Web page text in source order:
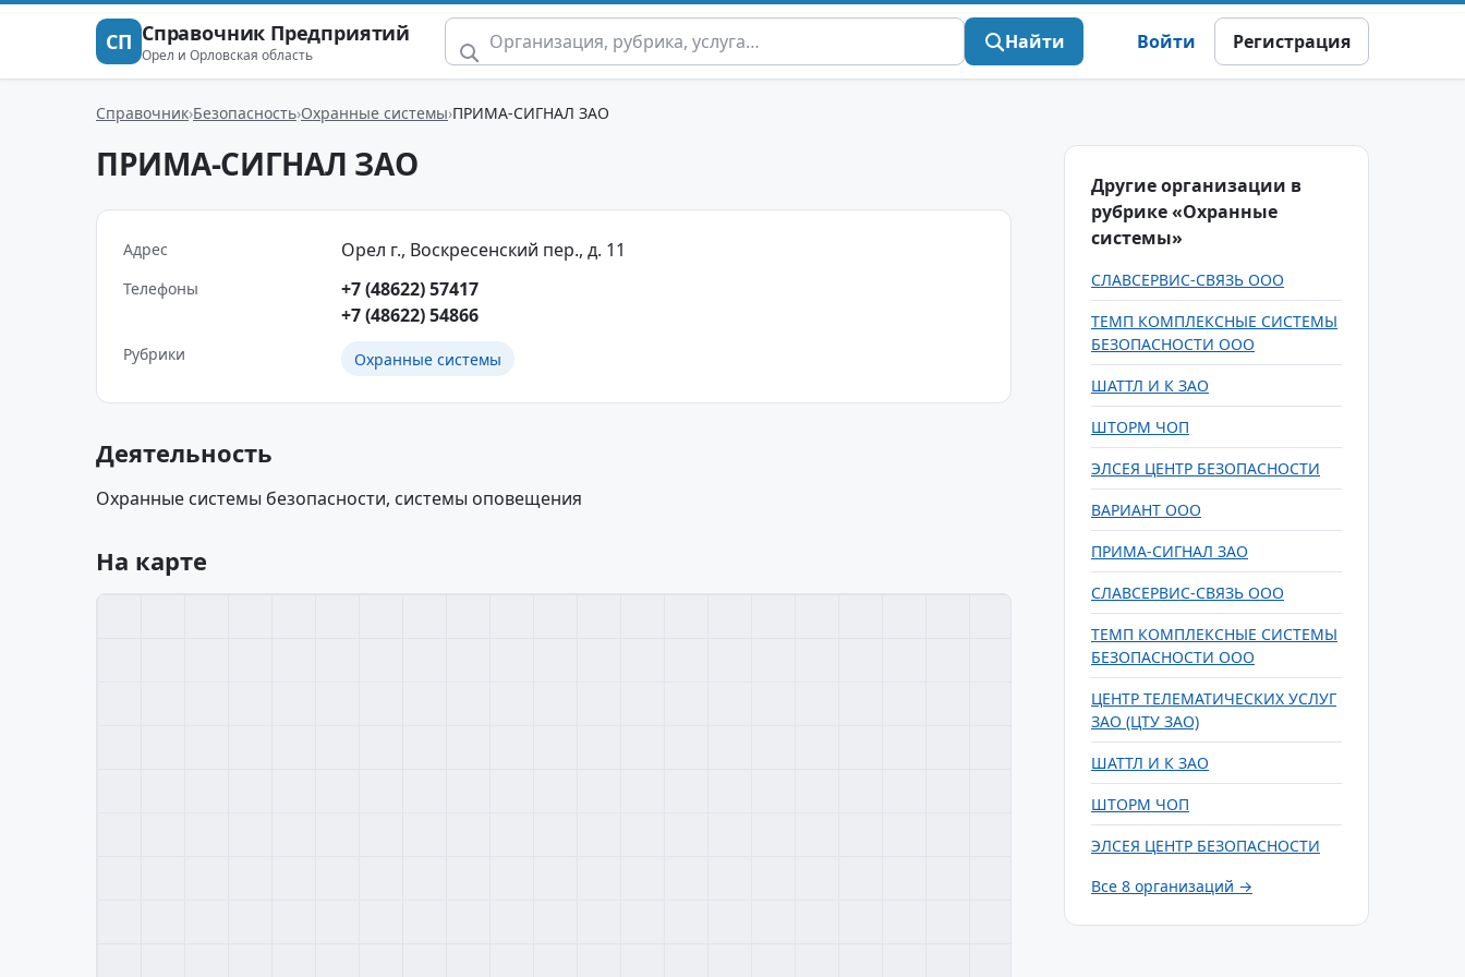
СП Справочник Предприятий
Орел и Орловская область
Найти Войти Регистрация
Справочник Безопасность Охранные системы ПРИМА-СИГНАЛ ЗАО
ПРИМА-СИГНАЛ ЗАО
Адрес Орел г., Воскресенский пер., д. 11
Телефоны
+7 (48622) 57417
+7 (48622) 54866
Рубрики Охранные системы
Деятельность
Охранные системы безопасности, системы оповещения
На карте
Другие организации в
рубрике «Охранные
системы»
СЛАВСЕРВИС-СВЯЗЬ ООО
ТЕМП КОМПЛЕКСНЫЕ СИСТЕМЫ
БЕЗОПАСНОСТИ ООО
ШАТТЛ И К ЗАО
ШТОРМ ЧОП
ЭЛСЕЯ ЦЕНТР БЕЗОПАСНОСТИ
ВАРИАНТ ООО
ПРИМА-СИГНАЛ ЗАО
СЛАВСЕРВИС-СВЯЗЬ ООО
ТЕМП КОМПЛЕКСНЫЕ СИСТЕМЫ
БЕЗОПАСНОСТИ ООО
ЦЕНТР ТЕЛЕМАТИЧЕСКИХ УСЛУГ
ЗАО (ЦТУ ЗАО)
ШАТТЛ И К ЗАО
ШТОРМ ЧОП
ЭЛСЕЯ ЦЕНТР БЕЗОПАСНОСТИ
Все 8 организаций →